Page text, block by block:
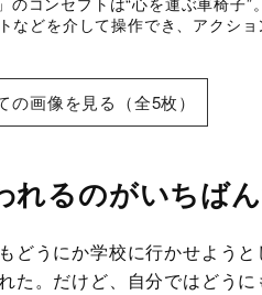
などを介して操作でき、アクショ
の画像を見る（全5枚）
れるのがいちば
どうにか学校に行かせようと
た。だけど、自分ではどうに